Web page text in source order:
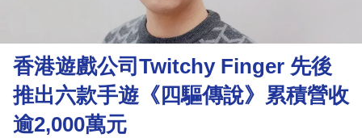
理
財
商
業
香港遊戲公司Twitchy Finger 先後
推出六款手遊《四驅傳說》累積營收
逾2,000萬元